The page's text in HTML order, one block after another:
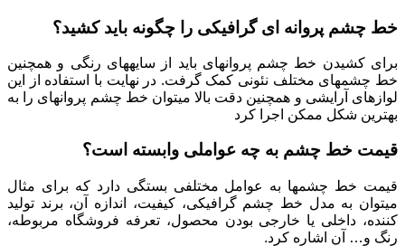
خط چشم پروانه ای گرافیکی را چگونه باید کشید؟
برای کشیدن خط چشم پروانه‎ای باید از سایه‎های رنگی و همچنین
خط چشم‏های مختلف نئونی کمک گرفت. در نهایت با استفاده از این
لواز‎های آرایشی و همچنین دقت بالا می‎توان خط چشم پروانه‎ای را به
بهترین شکل ممکن اجرا کرد
قیمت خط چشم به چه عواملی وابسته است؟
قیمت خط چشم‎ها به عوامل مختلفی بستگی دارد که برای مثال
می‎توان به مدل خط چشم گرافیکی، کیفیت، اندازه آن، برند تولید
کننده، داخلی یا خارجی بودن محصول، تعرفه فروشگاه مربوطه،
رنگ و… آن اشاره کرد.